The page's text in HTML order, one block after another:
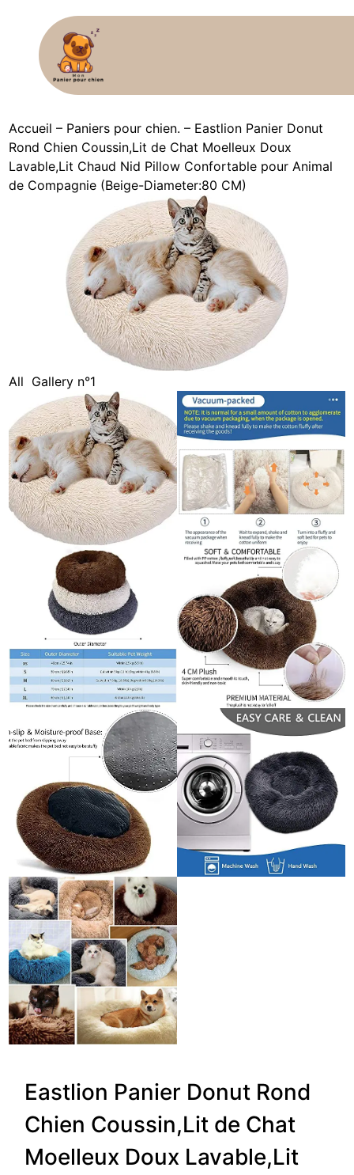
Accueil – Paniers pour chien. – Eastlion Panier Donut
Rond Chien Coussin,Lit de Chat Moelleux Doux
Lavable,Lit Chaud Nid Pillow Confortable pour Animal
de Compagnie (Beige-Diameter:80 CM)
All Gallery n°1
Eastlion Panier Donut Rond
Chien Coussin,Lit de Chat
Moelleux Doux Lavable,Lit